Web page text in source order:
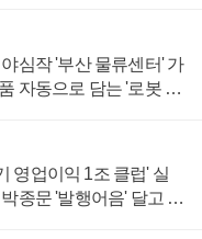
심작 '부산 물류센터' 가
자동으로 담는 '로봇 40
영업이익 1조 클럽' 실
종문 '발행어음' 달고 연